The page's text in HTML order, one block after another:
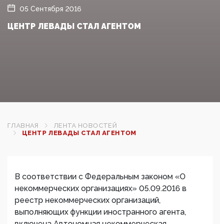
05 Сентября 2016
ЦЕНТР ЛЕВАДЫ СТАЛ АГЕНТОМ
ГЛАВНАЯ
ЛЕНТА НОВОСТЕЙ
ЦЕНТР ЛЕВАДЫ СТАЛ АГЕНТОМ
В соответствии с Федеральным законом «О
некоммерческих организациях» 05.09.2016 в
реестр некоммерческих организаций,
выполняющих функции иностранного агента,